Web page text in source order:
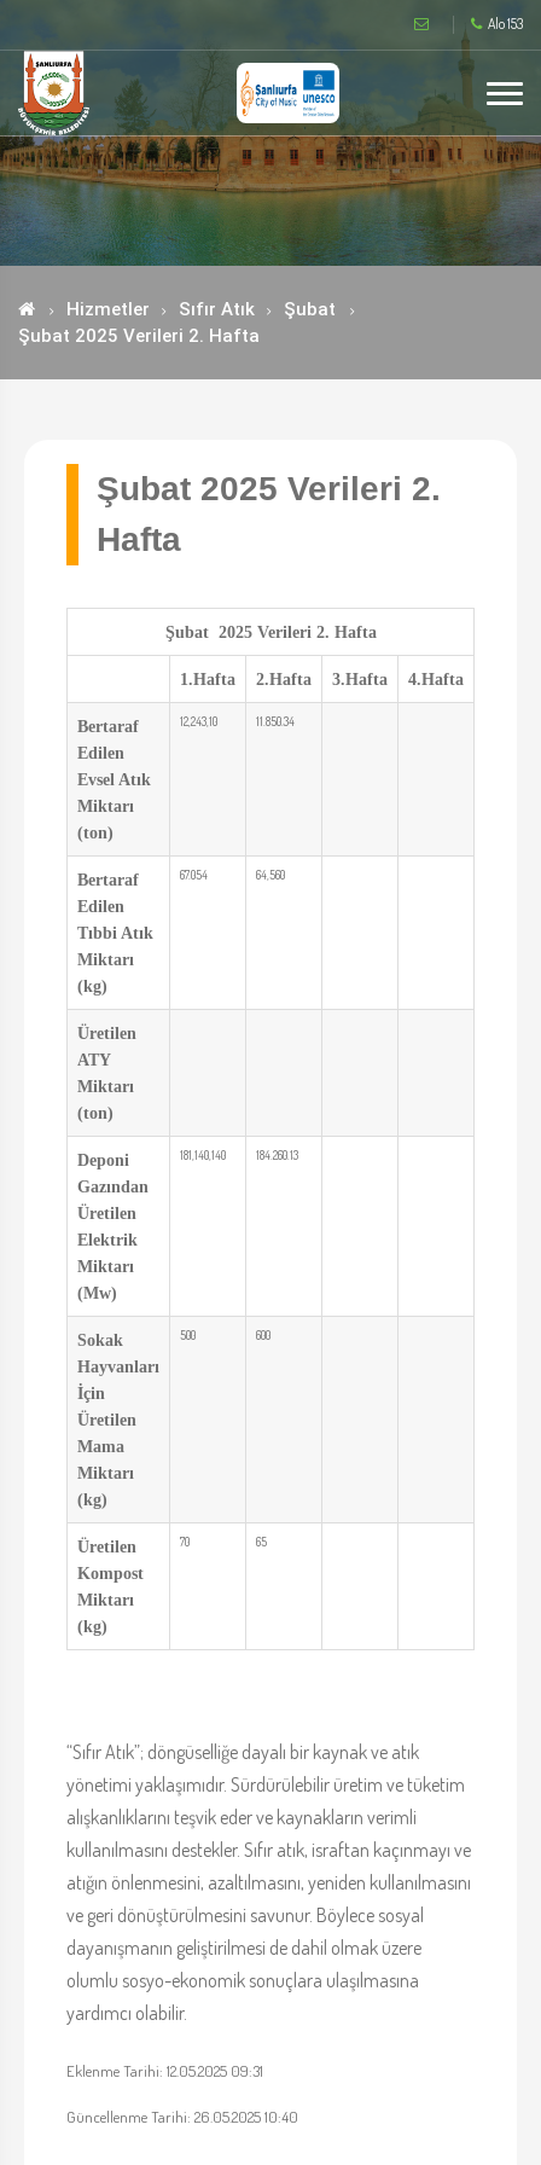
Alo 153
Hizmetler Sıfır Atık
Şubat
Şubat 2025 Verileri 2. Hafta
Şubat 2025 Verileri 2.
Hafta
Şubat 2025 Verileri 2. Hafta
1.Hafta 2.Hafta 3.Hafta 4.Hafta
Bertaraf
Edilen
Evsel Atık
Miktarı
(ton)
12,243,10 11.850.34
Bertaraf
Edilen
Tıbbi Atık
Miktarı
(kg)
67.054 64,560
Üretilen
ATY
Miktarı
(ton)
Deponi
Gazından
Üretilen
Elektrik
Miktarı
(Mw)
181,140,140 184.260.13
Sokak
Hayvanları
İçin
Üretilen
Mama
Miktarı
(kg)
500 600
Üretilen
Kompost
Miktarı
(kg)
70 65
“Sıfır Atık”; döngüselliğe dayalı bir kaynak ve atık
yönetimi yaklaşımıdır. Sürdürülebilir üretim ve tüketim
alışkanlıklarını teşvik eder ve kaynakların verimli
kullanılmasını destekler. Sıfır atık, israftan kaçınmayı ve
atığın önlenmesini, azaltılmasını, yeniden kullanılmasını
ve geri dönüştürülmesini savunur. Böylece sosyal
dayanışmanın geliştirilmesi de dahil olmak üzere
olumlu sosyo-ekonomik sonuçlara ulaşılmasına
yardımcı olabilir.
Eklenme Tarihi: 12.05.2025 09:31
Güncellenme Tarihi: 26.05.2025 10:40